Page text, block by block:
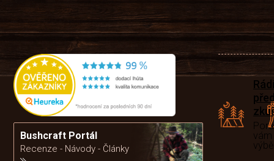
Bushcraft Portál
Recenze - Návody - Články
Rádi
vám